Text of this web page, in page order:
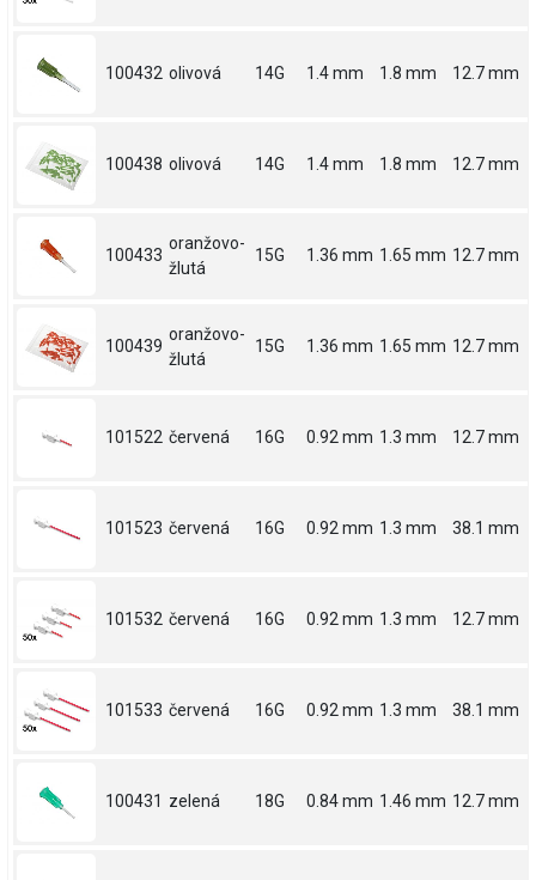
100432 olivová 14G 1.4 mm 1.8 mm 12.7 mm
100438 olivová 14G 1.4 mm 1.8 mm 12.7 mm
100433
oranžovo-
žlutá
15G 1.36 mm 1.65 mm 12.7 mm
100439
oranžovo-
žlutá
15G 1.36 mm 1.65 mm 12.7 mm
101522 červená 16G 0.92 mm 1.3 mm 12.7 mm
101523 červená 16G 0.92 mm 1.3 mm 38.1 mm
101532 červená 16G 0.92 mm 1.3 mm 12.7 mm
101533 červená 16G 0.92 mm 1.3 mm 38.1 mm
100431 zelená 18G 0.84 mm 1.46 mm 12.7 mm